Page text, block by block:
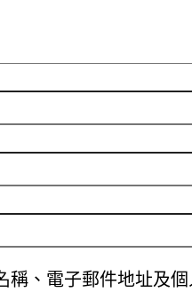
稱、電子郵件地址及